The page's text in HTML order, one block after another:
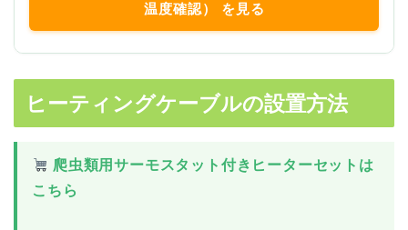
温度確認） を見る
ヒーティングケーブルの設置方法
爬虫類用サーモスタット付きヒーターセットは
こちら